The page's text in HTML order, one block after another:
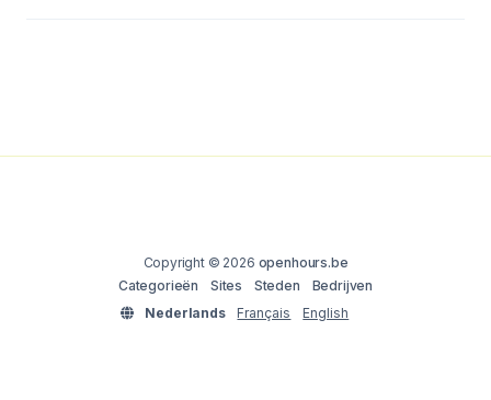
Copyright © 2026 openhours.be
Categorieën
Sites Steden
Bedrijven
Nederlands
Français English